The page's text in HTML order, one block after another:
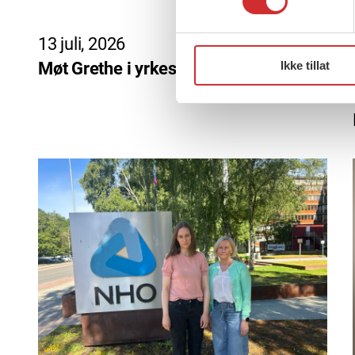
Ikke tillat
13 juli, 2026
Møt Grethe i yrkesetisk råd